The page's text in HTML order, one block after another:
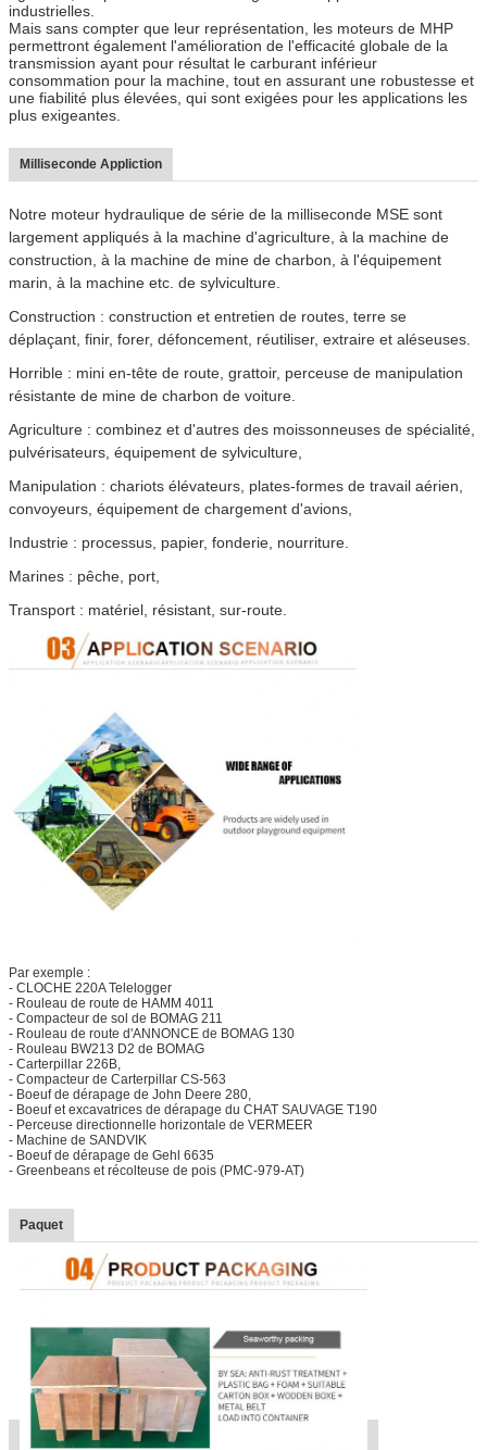
industrielles.
Mais sans compter que leur représentation, les moteurs de MHP
permettront également l'amélioration de l'efficacité globale de la
transmission ayant pour résultat le carburant inférieur
consommation pour la machine, tout en assurant une robustesse et
une fiabilité plus élevées, qui sont exigées pour les applications les
plus exigeantes.
Milliseconde Appliction
Notre moteur hydraulique de série de la milliseconde MSE sont
largement appliqués à la machine d'agriculture, à la machine de
construction, à la machine de mine de charbon, à l'équipement
marin, à la machine etc. de sylviculture.
Construction : construction et entretien de routes, terre se
déplaçant, finir, forer, défoncement, réutiliser, extraire et aléseuses.
Horrible : mini en-tête de route, grattoir, perceuse de manipulation
résistante de mine de charbon de voiture.
Agriculture : combinez et d'autres des moissonneuses de spécialité,
pulvérisateurs, équipement de sylviculture,
Manipulation : chariots élévateurs, plates-formes de travail aérien,
convoyeurs, équipement de chargement d'avions,
Industrie : processus, papier, fonderie, nourriture.
Marines : pêche, port,
Transport : matériel, résistant, sur-route.
Par exemple :
- CLOCHE 220A Telelogger
- Rouleau de route de HAMM 4011
- Compacteur de sol de BOMAG 211
- Rouleau de route d'ANNONCE de BOMAG 130
- Rouleau BW213 D2 de BOMAG
- Carterpillar 226B,
- Compacteur de Carterpillar CS-563
- Boeuf de dérapage de John Deere 280,
- Boeuf et excavatrices de dérapage du CHAT SAUVAGE T190
- Perceuse directionnelle horizontale de VERMEER
- Machine de SANDVIK
- Boeuf de dérapage de Gehl 6635
- Greenbeans et récolteuse de pois (PMC-979-AT)
Paquet